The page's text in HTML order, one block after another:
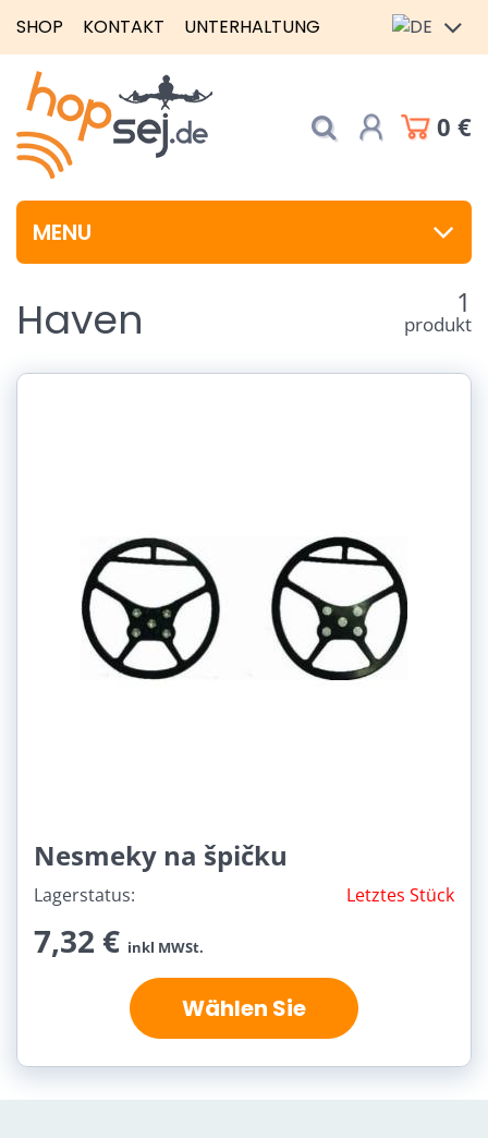
SHOP KONTAKT UNTERHALTUNG
0 €
MENU
Haven 1
produkt
Nesmeky na špičku
Lagerstatus: Letztes Stück
7,32 € inkl MWSt.
Wählen Sie